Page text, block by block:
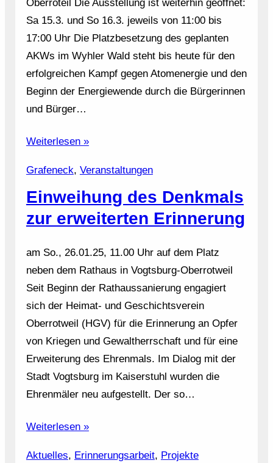
Oberroteil Die Ausstellung ist weiterhin geöffnet:
Sa 15.3. und So 16.3. jeweils von 11:00 bis
17:00 Uhr Die Platzbesetzung des geplanten
AKWs im Wyhler Wald steht bis heute für den
erfolgreichen Kampf gegen Atomenergie und den
Beginn der Energiewende durch die Bürgerinnen
und Bürger…
Weiterlesen »
Grafeneck, Veranstaltungen
Einweihung des Denkmals
zur erweiterten Erinnerung
am So., 26.01.25, 11.00 Uhr auf dem Platz
neben dem Rathaus in Vogtsburg-Oberrotweil
Seit Beginn der Rathaussanierung engagiert
sich der Heimat- und Geschichtsverein
Oberrotweil (HGV) für die Erinnerung an Opfer
von Kriegen und Gewaltherrschaft und für eine
Erweiterung des Ehrenmals. Im Dialog mit der
Stadt Vogtsburg im Kaiserstuhl wurden die
Ehrenmäler neu aufgestellt. Der so…
Weiterlesen »
Aktuelles, Erinnerungsarbeit, Projekte